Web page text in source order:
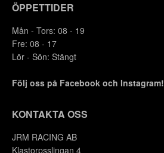
ÖPPETTIDER
Mån - Tors: 08 - 19
Fre: 08 - 17
Lör - Sön: Stängt
Följ oss på Facebook och Instagram!
KONTAKTA OSS
JRM RACING AB
Klastorpsslingan 4